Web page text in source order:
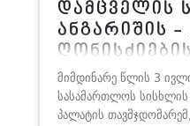
დამცველის
ანგარიშის -
პრეზენტაცია
მიმდინარე წლის 3
სასამართლოს
პალატის